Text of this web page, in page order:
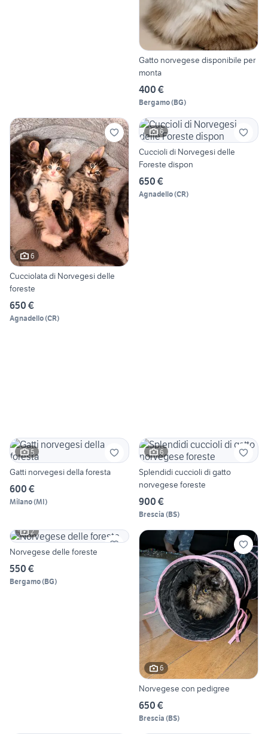
Gatto norvegese disponibile per
monta
400 €
Bergamo(BG)
6
Cucciolata di Norvegesi delle
foreste
650 €
Agnadello(CR)
6
Cuccioli di Norvegesi delle
Foreste dispon
650 €
Agnadello(CR)
5
Gatti norvegesi della foresta
600 €
Milano(MI)
6
Splendidi cuccioli di gatto
norvegese foreste
900 €
Brescia (BS)
2
Norvegese delle foreste
550 €
Bergamo(BG)
6
Norvegese con pedigree
650 €
Brescia (BS)